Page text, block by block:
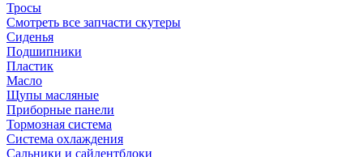
Тросы
Смотреть все запчасти скутеры
Сиденья
Подшипники
Пластик
Масло
Щупы масляные
Приборные панели
Тормозная система
Система охлаждения
Сальники и сайлентблоки